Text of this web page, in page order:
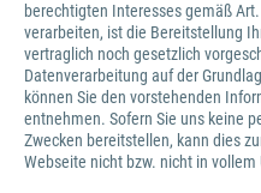
berechtigten Interesses gemäß
verarbeiten, ist die Bereitstellung
vertraglich noch gesetzlich
Datenverarbeitung auf der
können Sie den vorstehenden
entnehmen. Sofern Sie uns keine
Zwecken bereitstellen, kann dies
Webseite nicht bzw. nicht in